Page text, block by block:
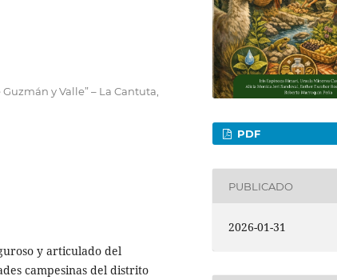
y Valle” – La Cantuta,
y articulado del
campesinas del distrito
PDF
PUBLICADO
2026-01-31